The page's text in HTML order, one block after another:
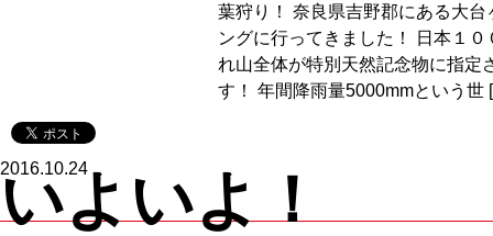
葉狩り！ 奈良県吉野郡にある大台
ングに行ってきました！ 日本１０
れ山全体が特別天然記念物に指定
す！ 年間降雨量5000mmという世
2016.10.24
いよいよ！